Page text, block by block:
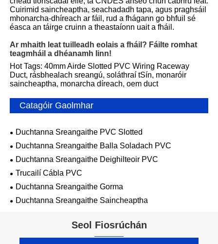
Cuirimid saincheaptha, seachadadh tapa, agus praghsáil
mhonarcha-dhíreach ar fáil, rud a fhágann go bhfuil sé
éasca an táirge cruinn a theastaíonn uait a fháil.
Ar mhaith leat tuilleadh eolais a fháil? Fáilte romhat
teagmháil a dhéanamh linn!
Hot Tags: 40mm Airde Slotted PVC Wiring Raceway
Duct, rásbhealach sreangú, soláthraí tSín, monaróir
saincheaptha, monarcha díreach, oem duct
Catagóir Gaolmhar
Duchtanna Sreangaithe PVC Slotted
Duchtanna Sreangaithe Balla Soladach PVC
Duchtanna Sreangaithe Deighilteoir PVC
Trucailí Cábla PVC
Duchtanna Sreangaithe Gorma
Duchtanna Sreangaithe Saincheaptha
Seol Fiosrúchán